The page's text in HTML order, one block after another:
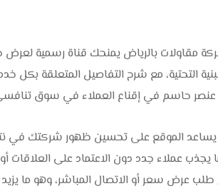
مقاولات بالرياض يمنحك قناة رسمية لعرض
التحتية، مع شرح التفاصيل المتعلقة
عنصر حاسم في إقناع العملاء في سوق
يساعد الموقع على تحسين ظهور شركتك في
يجذب عملاء جدد دون الاعتماد على العلاقات
عرض سعر أو الاتصال المباشر، وهو ما